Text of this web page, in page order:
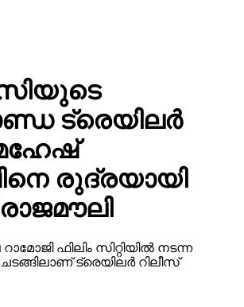
ട്രെയിലര്‍
രുദ്രയായി
ഫിലിം സിറ്റിയില്‍ നടന്ന
ട്രെയിലര്‍ റിലീസ്